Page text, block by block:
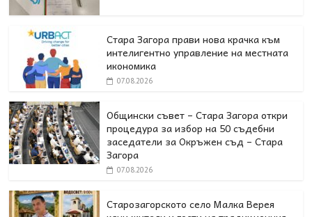
Стара Загора прави нова крачка към
интелигентно управление на местната
икономика
07.08.2026
Общински съвет – Стара Загора откри
процедура за избор на 50 съдебни
заседатели за Окръжен съд – Стара
Загора
07.08.2026
Старозагорското село Малка Верея